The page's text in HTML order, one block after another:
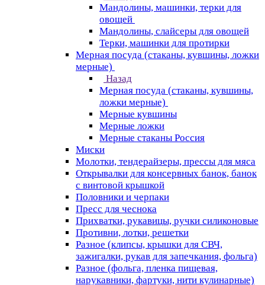
Мандолины, машинки, терки для
овощей
Мандолины, слайсеры для овощей
Терки, машинки для протирки
Мерная посуда (стаканы, кувшины, ложки
мерные)
Назад
Мерная посуда (стаканы, кувшины,
ложки мерные)
Мерные кувшины
Мерные ложки
Мерные стаканы Россия
Миски
Молотки, тендерайзеры, прессы для мяса
Открывалки для консервных банок, банок
с винтовой крышкой
Половники и черпаки
Пресс для чеснока
Прихватки, рукавицы, ручки силиконовые
Противни, лотки, решетки
Разное (клипсы, крышки для СВЧ,
зажигалки, рукав для запечкания, фольга)
Разное (фольга, пленка пищевая,
нарукавники, фартуки, нити кулинарные)